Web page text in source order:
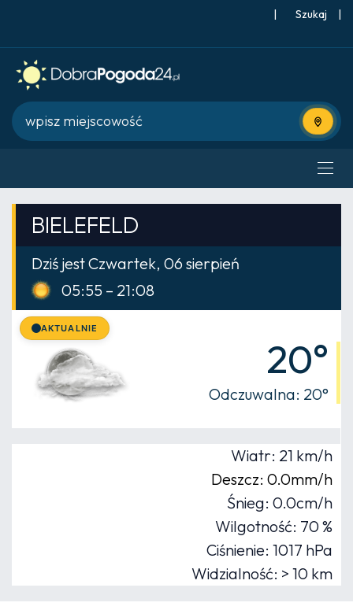
| |
Użyj
BIELEFELD
Dziś jest Czwartek, 06 sierpień
05:55 – 21:08
AKTUALNIE
20°
Odczuwalna: 20°
Wiatr: 21 km/h
Deszcz: 0.0mm/h
Śnieg: 0.0cm/h
Wilgotność: 70 %
Ciśnienie: 1017 hPa
Widzialność: > 10 km